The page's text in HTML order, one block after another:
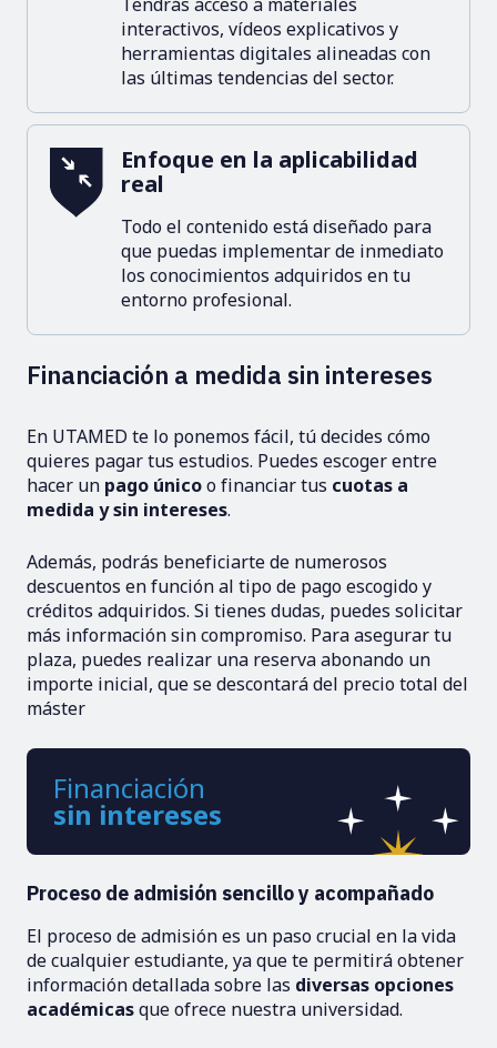
interactivos, vídeos explicativos y
herramientas digitales alineadas con
las últimas tendencias del sector.
Enfoque en la aplicabilidad
real
Todo el contenido está diseñado para
que puedas implementar de inmediato
los conocimientos adquiridos en tu
entorno profesional.
Financiación a medida sin intereses
En UTAMED te lo ponemos fácil, tú decides cómo
quieres pagar tus estudios. Puedes escoger entre
hacer un pago únicoo financiar tus cuotas a
medida y sin intereses.
Además, podrás beneficiarte de numerosos
descuentos en función al tipo de pago escogido y
créditos adquiridos. Si tienes dudas, puedes solicitar
más información sin compromiso. Para asegurar tu
plaza, puedes realizar una reserva abonando un
importe inicial, que se descontará del precio total del
máster
Financiación
sin intereses
Proceso de admisión sencillo y acompañado
El proceso de admisión es un paso crucial en la vida
de cualquier estudiante, ya que te permitirá obtener
información detallada sobre las diversas opciones
académicasque ofrece nuestra universidad.